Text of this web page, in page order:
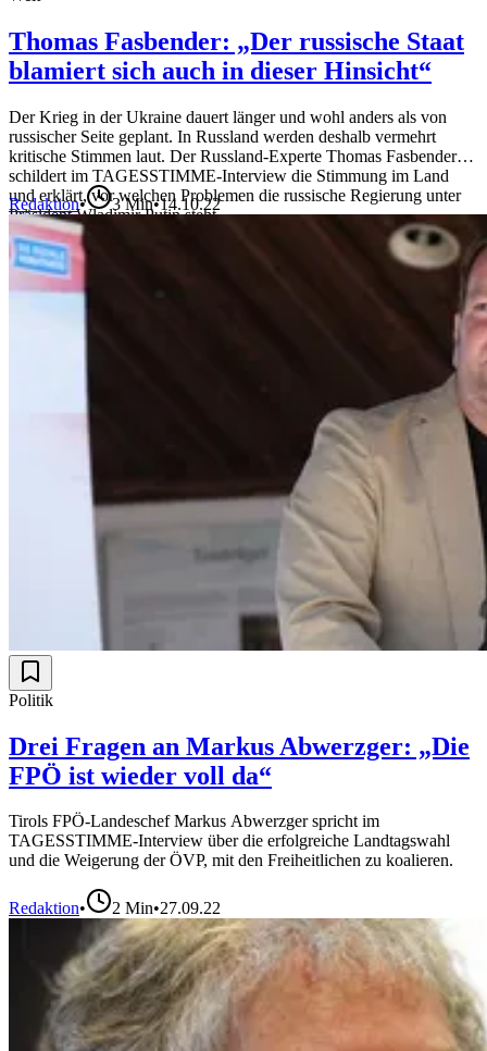
Thomas Fasbender: „Der russische Staat
blamiert sich auch in dieser Hinsicht“
Der Krieg in der Ukraine dauert länger und wohl anders als von
russischer Seite geplant. In Russland werden deshalb vermehrt
kritische Stimmen laut. Der Russland-Experte Thomas Fasbender
schildert im TAGESSTIMME-Interview die Stimmung im Land
und erklärt, vor welchen Problemen die russische Regierung unter
Präsident Wladimir Putin steht.
Redaktion• 3Min•14.10.22
Politik
Drei Fragen an Markus Abwerzger: „Die
FPÖ ist wieder voll da“
Tirols FPÖ-Landeschef Markus Abwerzger spricht im
TAGESSTIMME-Interview über die erfolgreiche Landtagswahl
und die Weigerung der ÖVP, mit den Freiheitlichen zu koalieren.
Redaktion• 2 Min•27.09.22